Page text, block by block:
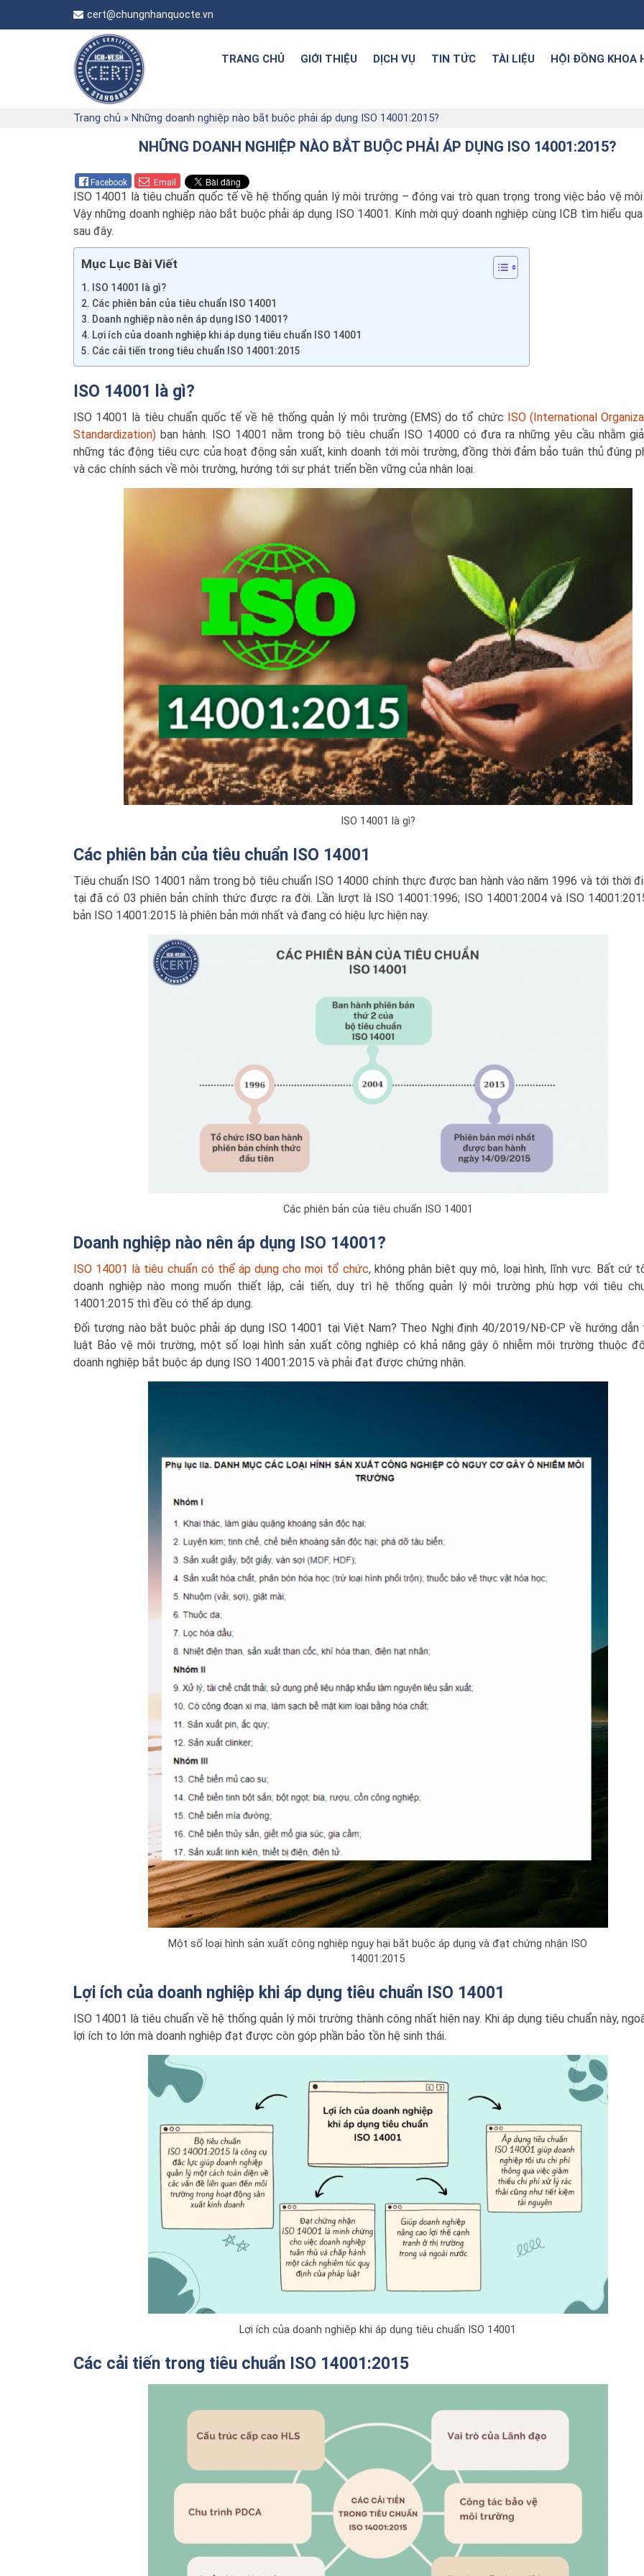
cert@chungnhanquocte.vn
TRANG CHỦ GIỚI THIỆU DỊCH VỤ TIN TỨC TÀI LIỆU HỘI ĐỒNG KHOA
Trang chủ » Những doanh nghiệp nào bắt buộc phải áp dụng ISO 14001:2015?
NHỮNG DOANH NGHIỆP NÀO BẮT BUỘC PHẢI ÁP DỤNG ISO 14001:2015?
Facebook Email
ISO 14001 là tiêu chuẩn quốc tế về hệ thống quản lý môi trường – đóng vai trò quan trọng trong việc bảo vệ
Vậy những doanh nghiệp nào bắt buộc phải áp dụng ISO 14001. Kính mời quý doanh nghiệp cùng ICB tìm hiểu
sau đây.
Mục Lục Bài Viết
ISO 14001 là gì?
Các phiên bản của tiêu chuẩn ISO 14001
Doanh nghiệp nào nên áp dụng ISO 14001?
Lợi ích của doanh nghiệp khi áp dụng tiêu chuẩn ISO 14001
Các cải tiến trong tiêu chuẩn ISO 14001:2015
ISO 14001 là gì?
ISO 14001 là tiêu chuẩn quốc tế về hệ thống quản lý môi trường (EMS) do tổ chức ISO (International
Standardization) ban hành. ISO 14001 nằm trong bộ tiêu chuẩn ISO 14000 có đưa ra những yêu cầu nhằm
những tác động tiêu cực của hoạt động sản xuất, kinh doanh tới môi trường, đồng thời đảm bảo tuân thủ đúng
và các chính sách về môi trường, hướng tới sự phát triển bền vững của nhân loại.
ISO 14001 là gì?
Các phiên bản của tiêu chuẩn ISO 14001
Tiêu chuẩn ISO 14001 nằm trong bộ tiêu chuẩn ISO 14000 chính thực được ban hành vào năm 1996 và tới thời
tại đã có 03 phiên bản chính thức được ra đời. Lần lượt là ISO 14001:1996; ISO 14001:2004 và ISO
bản ISO 14001:2015 là phiên bản mới nhất và đang có hiệu lực hiện nay.
Các phiên bản của tiêu chuẩn ISO 14001
Doanh nghiệp nào nên áp dụng ISO 14001?
ISO 14001 là tiêu chuẩn có thể áp dụng cho mọi tổ chức, không phân biệt quy mô, loại hình, lĩnh vực. Bất cứ
doanh nghiệp nào mong muốn thiết lập, cải tiến, duy trì hệ thống quản lý môi trường phù hợp với tiêu
14001:2015 thì đều có thể áp dụng.
Đối tượng nào bắt buộc phải áp dụng ISO 14001 tại Việt Nam? Theo Nghị định 40/2019/NĐ-CP về hướng dẫn
luật Bảo vệ môi trường, một số loại hình sản xuất công nghiêp có khả năng gây ô nhiễm môi trường thuộc
doanh nghiệp bắt buộc áp dụng ISO 14001:2015 và phải đạt được chứng nhận.
Một số loại hình sản xuất công nghiêp nguy hại bắt buộc áp dụng và đạt chứng nhận ISO
14001:2015
Lợi ích của doanh nghiệp khi áp dụng tiêu chuẩn ISO 14001
ISO 14001 là tiêu chuẩn về hệ thống quản lý môi trường thành công nhất hiện nay. Khi áp dụng tiêu chuẩn này,
lợi ích to lớn mà doanh nghiệp đạt được còn góp phần bảo tồn hệ sinh thái.
Lợi ích của doanh nghiệp khi áp dụng tiêu chuẩn ISO 14001
Các cải tiến trong tiêu chuẩn ISO 14001:2015